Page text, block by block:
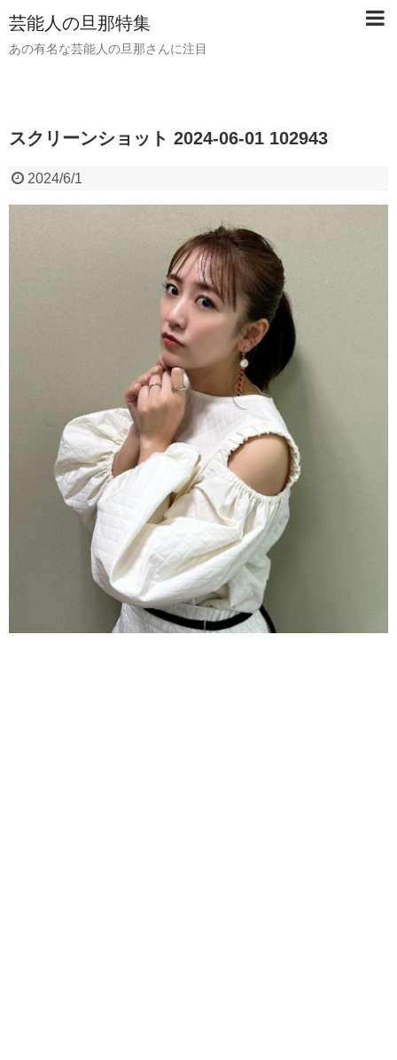
芸能人の旦那特集
あの有名な芸能人の旦那さんに注目
スクリーンショット 2024-06-01 102943
2024/6/1